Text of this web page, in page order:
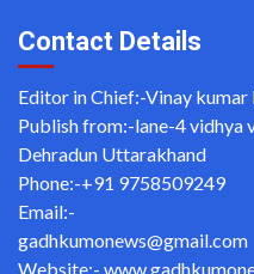
Contact Details
Editor in Chief:-Vinay
Publish from:-lane-4 vidhya
Dehradun Uttarakhand
Phone:-+91 9758509249
Email:-
gadhkumonews@gmail.com
Website:-